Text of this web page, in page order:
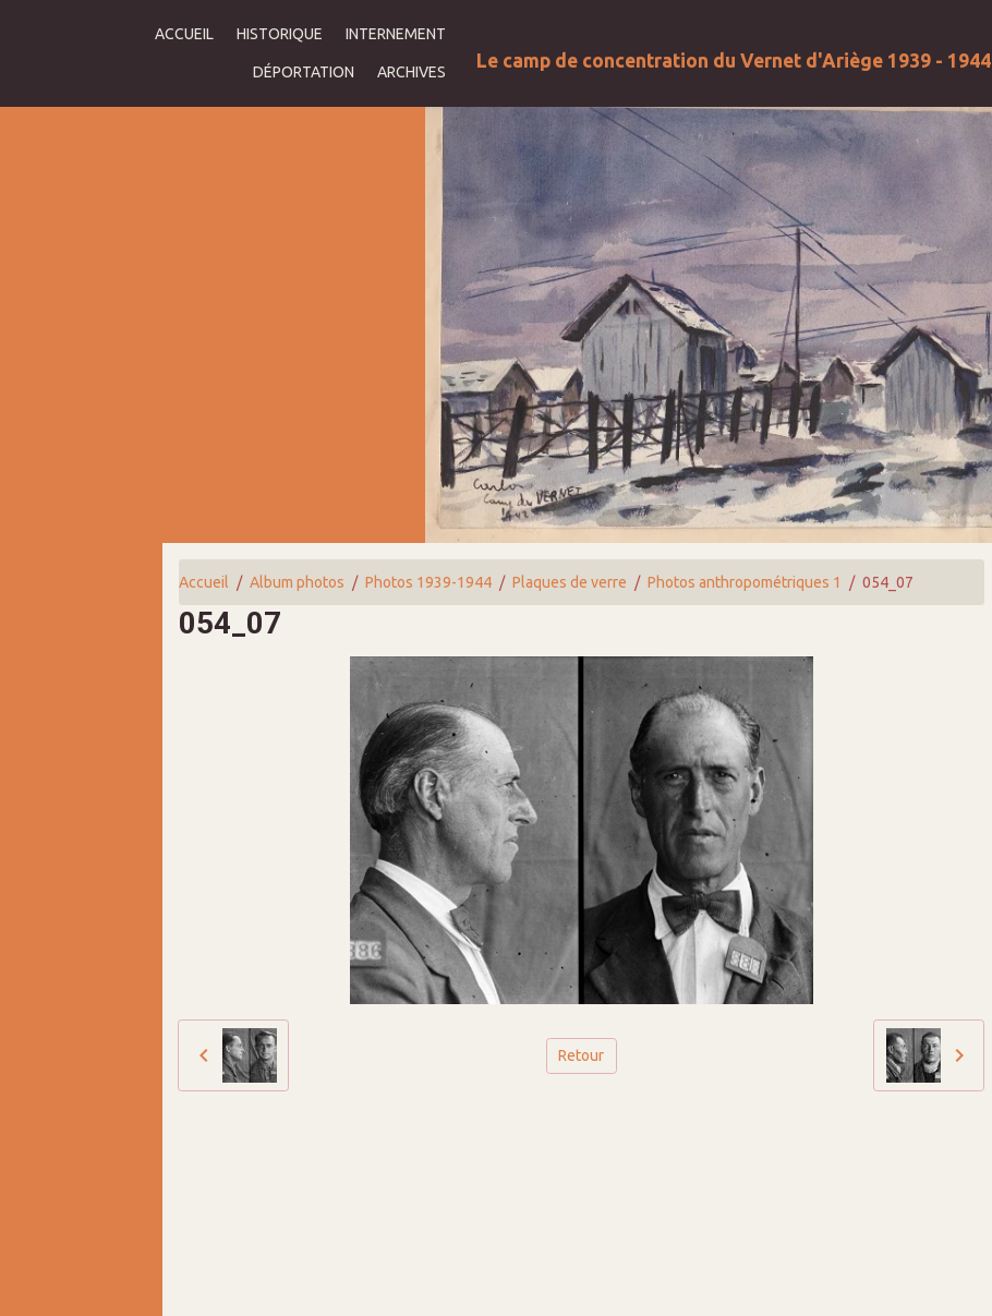
ACCUEIL HISTORIQUE INTERNEMENT
DÉPORTATION ARCHIVES
Le camp de concentration du Vernet d'Ariège 1939 - 1944
Accueil Album photos Photos 1939-1944 Plaques de verre Photos anthropométriques 1 054_07
054_07
Retour